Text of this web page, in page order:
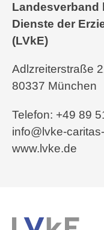
Alternative:
Landesverband
Dienste der
(LVkE)
Adlzreiterstraße
80337 München
Telefon: +49 89
info@lvke-
www.lvke.de